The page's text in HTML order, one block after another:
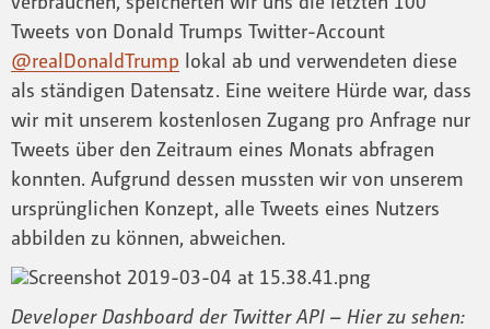
Tweets von Donald Trumps Twitter-Account
@realDonaldTrump lokal ab und verwendeten diese
als ständigen Datensatz. Eine weitere Hürde war, dass
wir mit unserem kostenlosen Zugang pro Anfrage nur
Tweets über den Zeitraum eines Monats abfragen
konnten. Aufgrund dessen mussten wir von unserem
ursprünglichen Konzept, alle Tweets eines Nutzers
abbilden zu können, abweichen.
Developer Dashboard der Twitter API – Hier zu sehen: